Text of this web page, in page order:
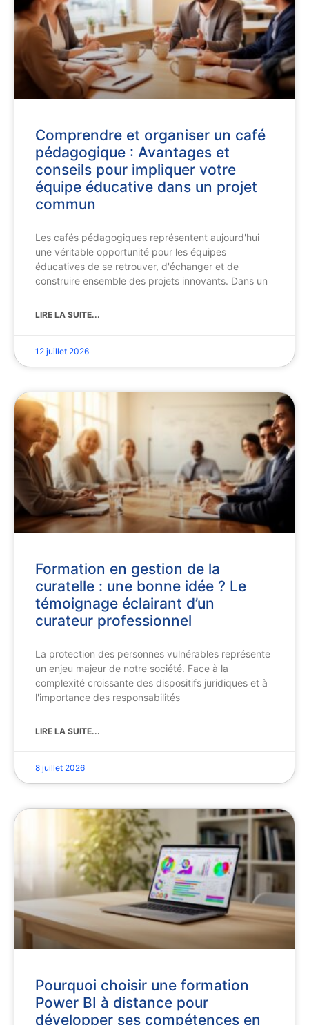
Comprendre et organiser un café
pédagogique : Avantages et
conseils pour impliquer votre
équipe éducative dans un projet
commun
Les cafés pédagogiques représentent aujourd'hui
une véritable opportunité pour les équipes
éducatives de se retrouver, d'échanger et de
construire ensemble des projets innovants. Dans un
LIRE LA SUITE...
12 juillet 2026
Formation en gestion de la
curatelle : une bonne idée ? Le
témoignage éclairant d’un
curateur professionnel
La protection des personnes vulnérables représente
un enjeu majeur de notre société. Face à la
complexité croissante des dispositifs juridiques et à
l'importance des responsabilités
LIRE LA SUITE...
8 juillet 2026
Pourquoi choisir une formation
Power BI à distance pour
développer ses compétences en